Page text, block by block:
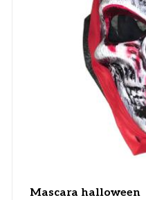
Mascara halloween